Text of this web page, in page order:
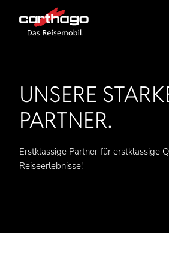
UNSERE
PARTNER.
Erstklassige Partner für erstklassige
Reiseerlebnisse!